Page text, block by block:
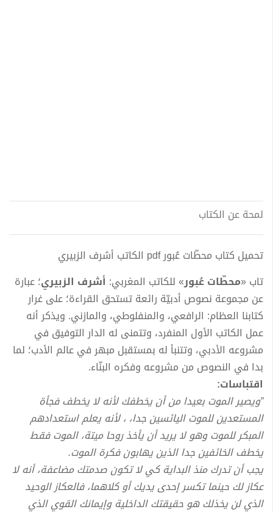
لمحة عن الكتاب
تحميل كتاب محطّات عُبور pdf الكاتب أشرف الزبيري
تاب «محطّات عُبور» للكاتب المغربي: أشرف الزبيري؛ عبارة
عن مجموعة نصوص أدبيّة رائعة تستحق القراءة؛ على غرار
كتابنا العظام: الرافعي، والمنفلوطي، والمازني. ويذكر أنه
عمل الكاتب الأول المنفرد، وتتمنى له الدار التوفيق في
مشروعه الأدبي، وتتنبأ له بمستقبل مبهر في عالم الأدب؛ لما
بدا في النصوص من مشروعه وفكره البنّاء.
اقتباسات:
”ويصير الموت بعيدا من أن يخطفك لأنه لا يخطف فجأة
المستعدين للموت اليائسين جدا، ، لأنه يعلم استعدادهم
المبكر للموت وهو لا يريد أن يأخذ روحا ميتة، الموت فقط
يخطف الخائفين جدا الذين يهابون فكرة الموت.
يجب أن تدرك منذ البداية كي لا تكون صدمتك مضاعفة، أنه لا
عكاز لك حينما تكسر إحدى يديك أو كلاهما، فالعكاز الوحيد
الذي لن يخذلك هو حقيقتك الداخلية وإيمانك القوي الذي